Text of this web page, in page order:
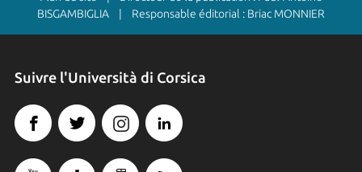
BISGAMBIGLIA | Responsable éditorial : Briac MONNIER
Suivre l'Università di Corsica